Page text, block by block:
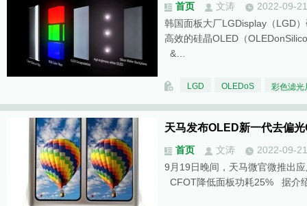
首页 文涛
2022-09-21
韩国面板大厂LGDisplay（LGD
高效的硅晶OLED（
&…
LGD OLEDoS 彩色滤光
天马发布OLED新一代去偏
首页 文涛
2022-09-21
9月19日晚间，天马微官微推出
CFOT降低面板功耗25% 据介